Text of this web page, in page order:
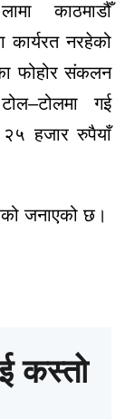
काठमाडौँ
कार्यरत नरहेको
फोहोर संकलन
गई
हजार रुपैयाँ
जनाएको छ।
कस्तो